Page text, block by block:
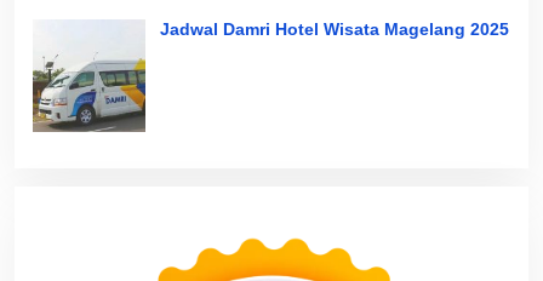
Jadwal Damri Hotel Wisata Magelang 2025